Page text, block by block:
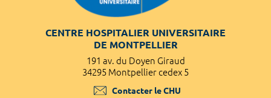
CENTRE HOSPITALIER UNIVERSITAIRE
DE MONTPELLIER
191 av. du Doyen Giraud
34295 Montpellier cedex 5
Contacter le CHU